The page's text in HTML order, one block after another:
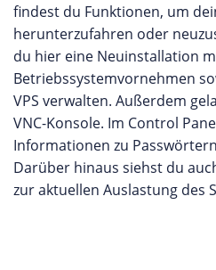
findest du Funktionen, um
herunterzufahren oder
du hier eine Neuinstallation
Betriebssystemvornehmen
VPS verwalten. Außerdem
VNC-Konsole. Im Control
Informationen zu
Darüber hinaus siehst du
zur aktuellen Auslastung des